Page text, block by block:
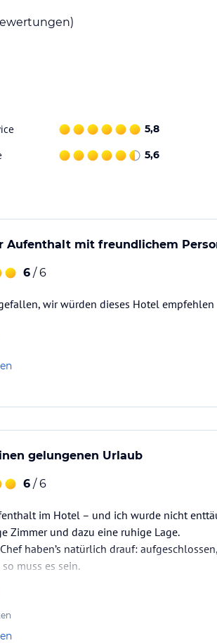
Sport- und Freizeitmöglichkeiten. Nutzen Sie
deren Eintritt für Gäste des Hotels
bietet Ihnen eine Sauna, ein Solarium
5,8
5,6
Aufenthalt mit freundlichem
6 / 6
wir würden dieses Hotel empfehlen
gelungenen Urlaub
6 / 6
im Hotel – und ich wurde nicht
Zimmer und dazu eine ruhige Lage.
haben’s natürlich drauf: aufgeschlossen,
muss es sein.
Sommermonate sind die Getränke beim
wiederkommen.